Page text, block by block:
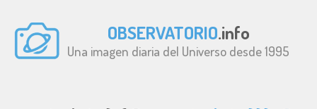
OBSERVATORIO.info
Una imagen diaria del Universo desde 1995